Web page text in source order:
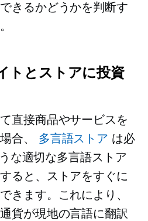
きるかどうかを判断す
トとストアに投資
直接商品やサービスを
合、 多言語ストア は必
な適切な多言語ストア
ると、ストアをすぐに
きます。これにより、
貨が現地の言語に翻訳